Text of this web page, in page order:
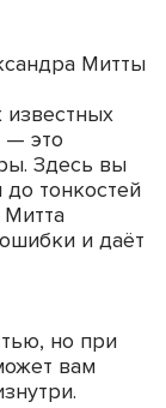
Митты
— это
Здесь вы
до тонкостей
и даёт
но при
вам